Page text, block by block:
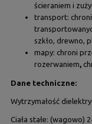
ścieraniem i
transport:
szkło, drewno,
mapy: chroni
rozerwaniem
Dane techniczne:
Wytrzymałość
Ciała stałe: (wagowo)